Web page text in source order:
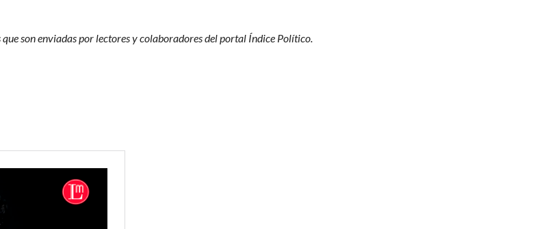
son enviadas por lectores y colaboradores del portal Índice Político.